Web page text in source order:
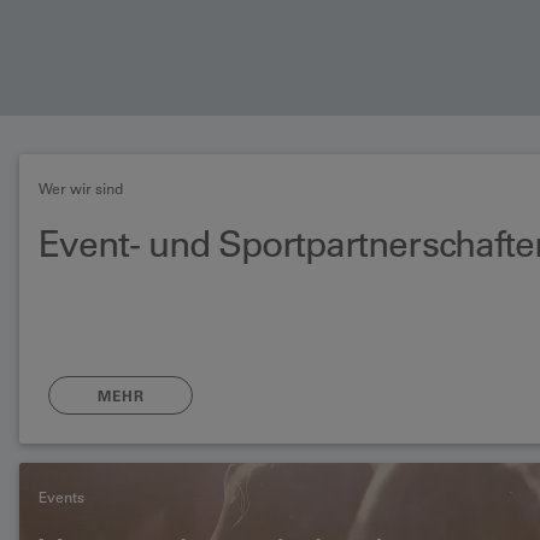
Wer wir sind
Event- und
MEHR
Events